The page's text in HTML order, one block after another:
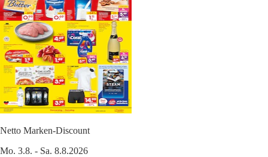
Netto Marken-Discount
Mo. 3.8. - Sa. 8.8.2026